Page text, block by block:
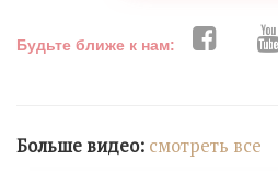
Будьте ближе к нам:
Больше видео: cмотреть все